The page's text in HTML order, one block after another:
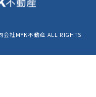
社MYK不動産 ALL RIGHTS